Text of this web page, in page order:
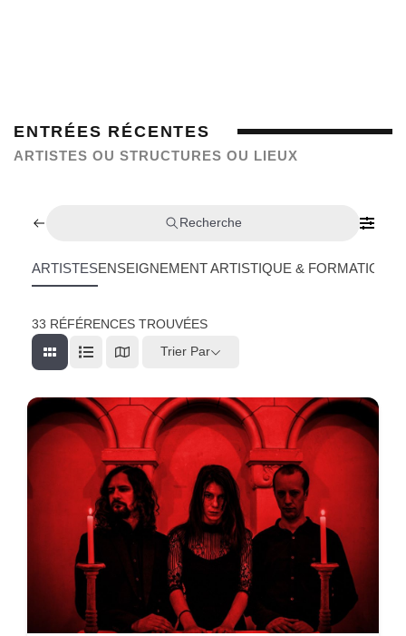
ENTRÉES RÉCENTES
ARTISTES OU STRUCTURES OU LIEUX
Recherche
ARTISTESENSEIGNEMENT ARTISTIQUE & FORMATION
33 RÉFÉRENCES TROUVÉES
Trier Par